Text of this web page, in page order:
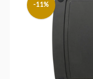
-11%